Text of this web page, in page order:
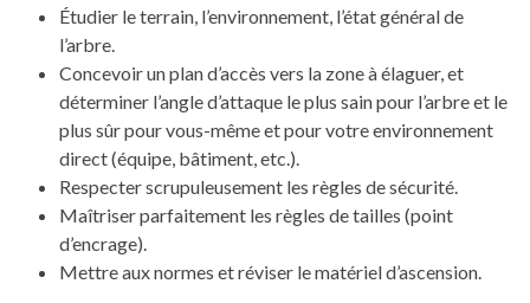
Étudier le terrain, l’environnement, l’état général de
l’arbre.
Concevoir un plan d’accès vers la zone à élaguer, et
déterminer l’angle d’attaque le plus sain pour l’arbre et le
plus sûr pour vous-même et pour votre environnement
direct (équipe, bâtiment, etc.).
Respecter scrupuleusement les règles de sécurité.
Maîtriser parfaitement les règles de tailles (point
d’encrage).
Mettre aux normes et réviser le matériel d’ascension.